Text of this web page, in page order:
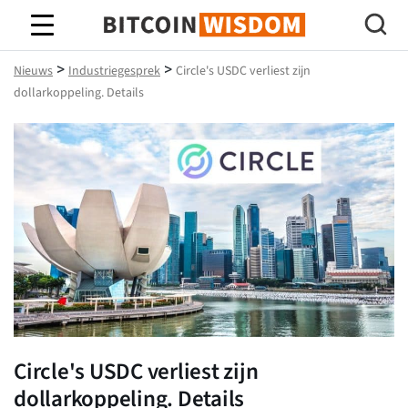
Bitcoin-wijsheid
Nieuws > Industriegesprek > Circle's USDC verliest zijn
dollarkoppeling. Details
Circle's USDC verliest zijn
dollarkoppeling. Details